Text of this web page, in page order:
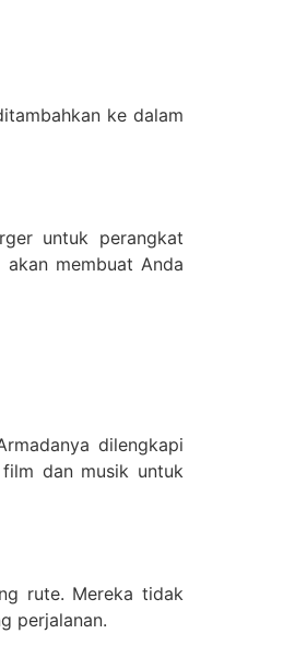
ke dalam
untuk perangkat
membuat Anda
dilengkapi
dan musik untuk
rute. Mereka tidak
perjalanan.